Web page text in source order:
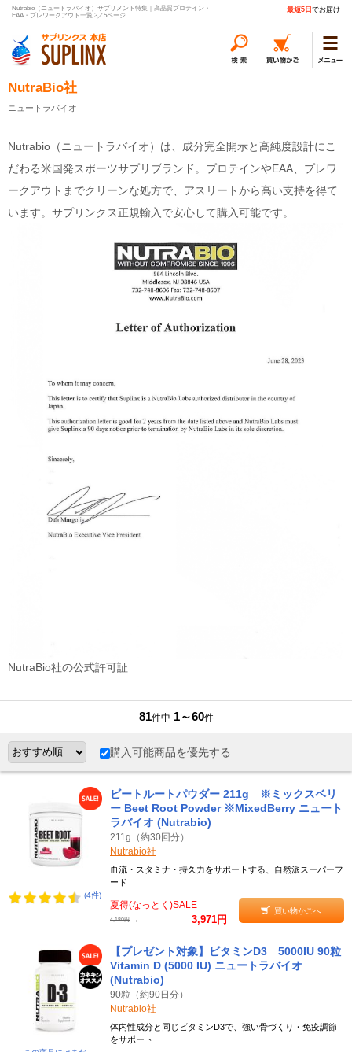
Nutrabio（ニュートラバイオ）サプリメント特集｜高品質プロテイン・
EAA・プレワークアウト一覧 3／5ページ
最短5日 でお届け
NutraBio社
ニュートラバイオ
Nutrabio（ニュートラバイオ）は、成分完全開示と高純度設計にこ
だわる米国発スポーツサプリブランド。プロテインやEAA、プレワ
ークアウトまでクリーンな処方で、アスリートから高い支持を得て
います。サプリンクス正規輸入で安心して購入可能です。
NutraBio社の公式許可証
81件中 1～60件
購入可能商品を優先する
(4件)
ビートルートパウダー 211g ※ミックスベリ
ー Beet Root Powder ※MixedBerry ニュート
ラバイオ (Nutrabio)
211g（約30回分）
Nutrabio社
血流・スタミナ・持久力をサポートする、自然派スーパーフ
ード
夏得(なっとく)SALE
4,180円 → 3,971円
買い物かごへ
【プレゼント対象】ビタミンD3 5000IU 90粒
Vitamin D (5000 IU) ニュートラバイオ
(Nutrabio)
90粒（約90日分）
Nutrabio社
体内性成分と同じビタミンD3で、強い骨づくり・免疫調節
をサポート